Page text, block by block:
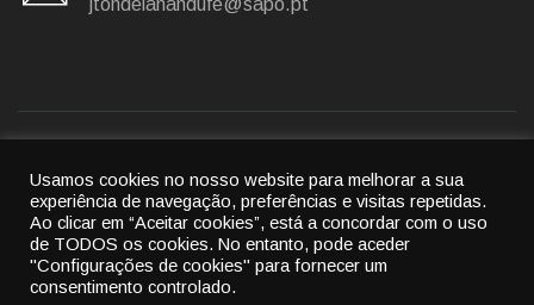
jtondelanandufe@sapo.pt
Política de privacidade|Política de cookies
© 2022 União das freguesias de Tondela e Nandufe
All rights reserved.
By
Cubic Atrium
Usamos cookies no nosso website para melhorar a sua
experiência de navegação, preferências e visitas repetidas.
Ao clicar em “Aceitar cookies”, está a concordar com o uso
de TODOS os cookies. No entanto, pode aceder
"Configurações de cookies" para fornecer um
consentimento controlado.